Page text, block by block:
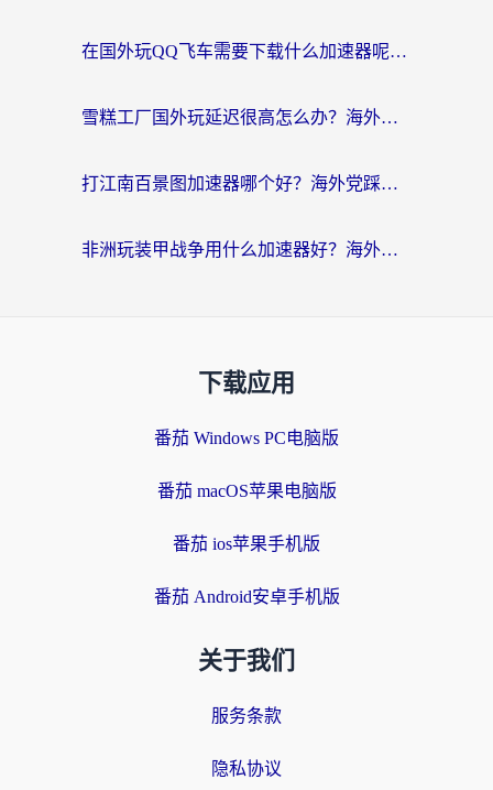
在国外玩QQ飞车需要下载什么加速器呢？海外党亲测有效的国服游戏加速指南
雪糕工厂国外玩延迟很高怎么办？海外玩家国服游戏加速终极攻略（附实测推荐）
打江南百景图加速器哪个好？海外党踩坑N次后，终于找到不卡的秘诀
非洲玩装甲战争用什么加速器好？海外党亲测有效的国服游戏加速方案
下载应用
番茄 Windows PC电脑版
番茄 macOS苹果电脑版
番茄 ios苹果手机版
番茄 Android安卓手机版
关于我们
服务条款
隐私协议